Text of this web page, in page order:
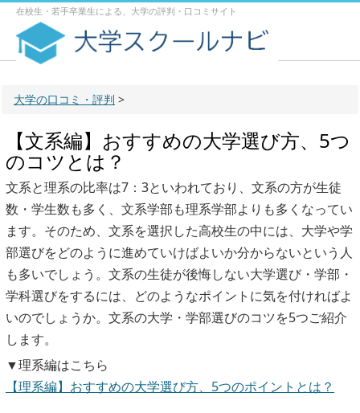
在校生・若手卒業生による、大学の評判・口コミサイト
大学の口コミ・評判 >
【文系編】おすすめの大学選び方、5つ
のコツとは？
文系と理系の比率は7：3といわれており、文系の方が生徒
数・学生数も多く、文系学部も理系学部よりも多くなってい
ます。そのため、文系を選択した高校生の中には、大学や学
部選びをどのように進めていけばよいか分からないという人
も多いでしょう。文系の生徒が後悔しない大学選び・学部・
学科選びをするには、どのようなポイントに気を付ければよ
いのでしょうか。文系の大学・学部選びのコツを5つご紹介
します。
▼理系編はこちら
【理系編】おすすめの大学選び方、5つのポイントとは？